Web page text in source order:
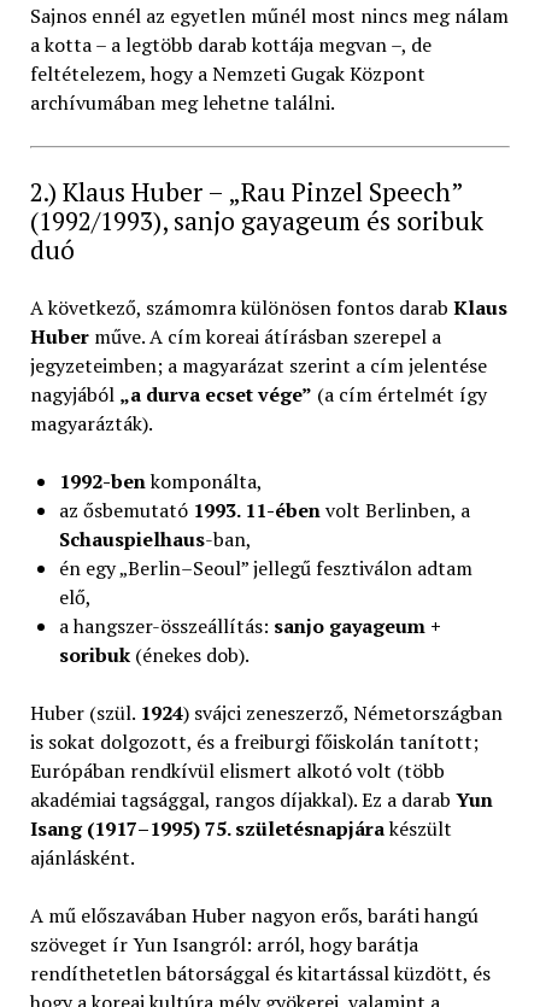
Sajnos ennél az egyetlen műnél most nincs meg nálam
a kotta – a legtöbb darab kottája megvan –, de
feltételezem, hogy a Nemzeti Gugak Központ
archívumában meg lehetne találni.
2.) Klaus Huber – „Rau Pinzel Speech”
(1992/1993), sanjo gayageum és soribuk
duó
A következő, számomra különösen fontos darab Klaus
Huberműve. A cím koreai átírásban szerepel a
jegyzeteimben; a magyarázat szerint a cím jelentése
nagyjából „a durva ecset vége” (a cím értelmét így
magyarázták).
1992-benkomponálta,
az ősbemutató 1993. 11-ébenvolt Berlinben, a
Schauspielhaus-ban,
én egy „Berlin–Seoul” jellegű fesztiválon adtam
elő,
a hangszer-összeállítás: sanjo gayageum +
soribuk(énekes dob).
Huber (szül. 1924) svájci zeneszerző, Németországban
is sokat dolgozott, és a freiburgi főiskolán tanított;
Európában rendkívül elismert alkotó volt (több
akadémiai tagsággal, rangos díjakkal). Ez a darab Yun
Isang (1917–1995)75. születésnapjárakészült
ajánlásként.
A mű előszavában Huber nagyon erős, baráti hangú
szöveget ír Yun Isangról: arról, hogy barátja
rendíthetetlen bátorsággal és kitartással küzdött, és